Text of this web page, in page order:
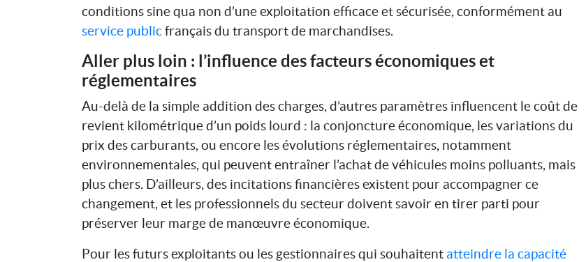
conditions sine qua non d’une exploitation efficace et sécurisée, conformément au
service publicfrançais du transport de marchandises.
Aller plus loin : l’influence des facteurs économiques et
réglementaires
Au-delà de la simple addition des charges, d’autres paramètres influencent le coût de
revient kilométrique d’un poids lourd : la conjoncture économique, les variations du
prix des carburants, ou encore les évolutions réglementaires, notamment
environnementales, qui peuvent entraîner l’achat de véhicules moins polluants, mais
plus chers. D’ailleurs, des incitations financières existent pour accompagner ce
changement, et les professionnels du secteur doivent savoir en tirer parti pour
préserver leur marge de manœuvre économique.
Pour les futurs exploitants ou les gestionnaires qui souhaitent atteindre la capacité